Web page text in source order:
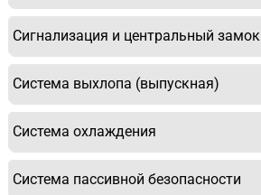
Сигнализация и центральный замок
Система выхлопа (выпускная)
Система охлаждения
Система пассивной безопасности